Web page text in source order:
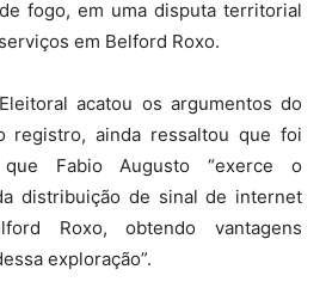
fogo, em uma disputa territorial
em Belford Roxo.
acatou os argumentos do
registro, ainda ressaltou que foi
Fabio Augusto “exerce o
distribuição de sinal de internet
Roxo, obtendo vantagens
exploração”.